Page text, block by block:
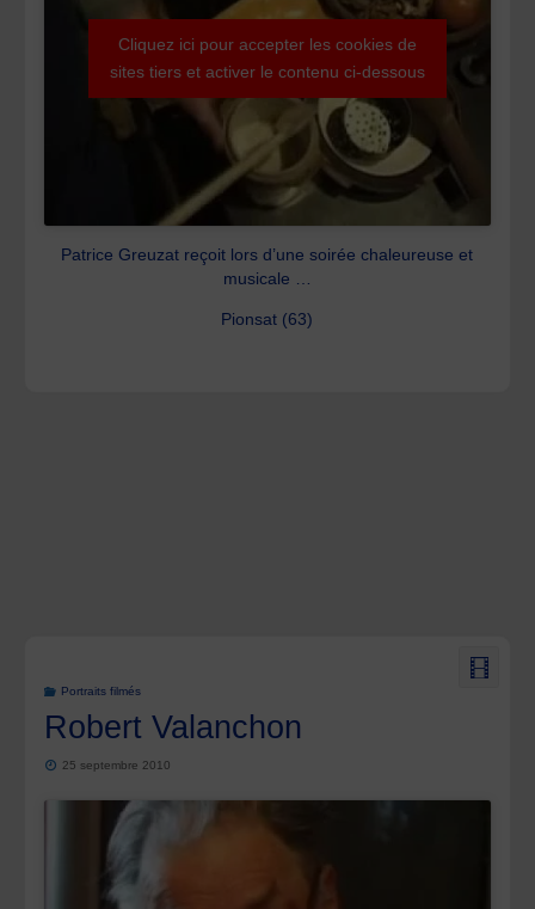
Cliquez ici pour accepter les cookies de
sites tiers et activer le contenu ci-dessous
Patrice Greuzat reçoit lors d’une soirée chaleureuse et
musicale …
Pionsat (63)
Portraits filmés
Robert Valanchon
25 septembre 2010